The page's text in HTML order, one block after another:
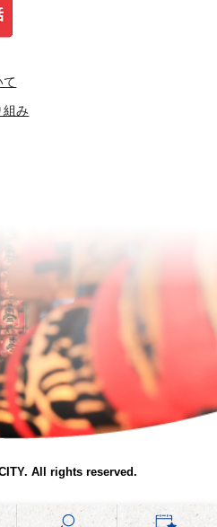
て
組み
All rights reserved.